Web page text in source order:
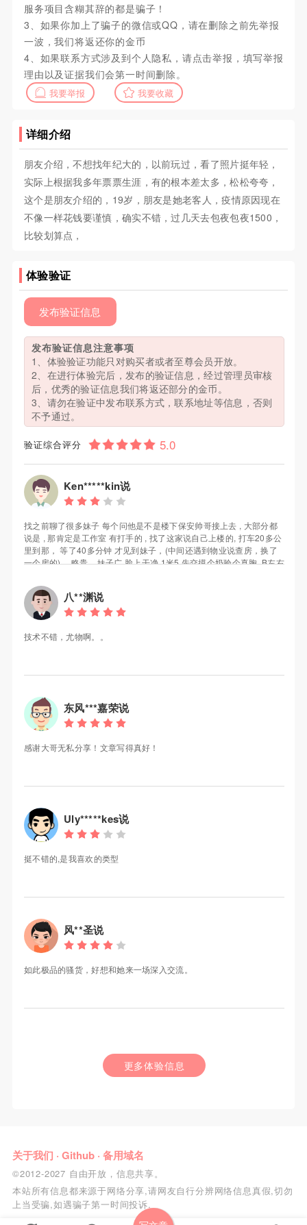
服务项目含糊其辞的都是骗子！
3、如果你加上了骗子的微信或QQ，请在删除之前先举报
一波，我们将返还你的金币
4、如果联系方式涉及到个人隐私，请点击举报，填写举报
理由以及证据我们会第一时间删除。
我要举报 我要收藏
详细介绍
朋友介绍，不想找年纪大的，以前玩过，看了照片挺年轻，
实际上根据我多年票票生涯，有的根本差太多，松松夸夸，
这个是朋友介绍的，19岁，朋友是她老客人，疫情原因现在
不像一样花钱要谨慎，确实不错，过几天去包夜包夜1500，
比较划算点，
体验验证
发布验证信息
发布验证信息注意事项
1、体验验证功能只对购买者或者至尊会员开放。
2、在进行体验完后，发布的验证信息，经过管理员审核
后，优秀的验证信息我们将返还部分的金币。
3、请勿在验证中发布联系方式，联系地址等信息，否则
不予通过。
验证综合评分
Ken*****kin说
找之前聊了很多妹子 每个问他是不是楼下保安帅哥接上去 , 大部分都
说是 , 那肯定是工作室 有打手的 , 找了这家说自己上楼的, 打车20多公
里到那， 等了40多分钟 才见到妹子，(中间还遇到物业说查房，换了
一个房的) ，略贵... 妹子广 脸上干净 1米5 先交摸个奶验个真胸, B左右
总的怎么说呢 缺点个子不算高，胸不算大，力气一般, 优点水嫩光滑
，比较配合, 还送原味丝袜(不过我用不上) , 对我个人来说值回票价
了， 你们能不能满意 可以参考下
八**渊说
技术不错，尤物啊。。
东风***嘉荣说
感谢大哥无私分享！文章写得真好！
Uly*****kes说
挺不错的,是我喜欢的类型
风**圣说
如此极品的骚货，好想和她来一场深入交流。
更多体验信息
关于我们 · Github· 备用域名
©2012-2027 自由开放，信息共享。
本站所有信息都来源于网络分享,请网友自行分辨网络信息真假,切勿
上当受骗,如遇骗子第一时间投诉.